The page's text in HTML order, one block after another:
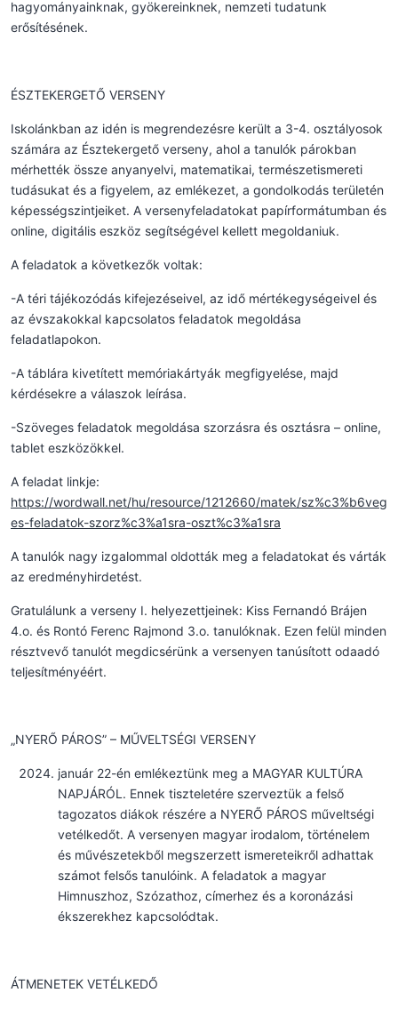
hagyományainknak, gyökereinknek, nemzeti tudatunk
erősítésének.
ÉSZTEKERGETŐ VERSENY
Iskolánkban az idén is megrendezésre került a 3-4. osztályosok
számára az Észtekergető verseny, ahol a tanulók párokban
mérhették össze anyanyelvi, matematikai, természetismereti
tudásukat és a figyelem, az emlékezet, a gondolkodás területén
képességszintjeiket. A versenyfeladatokat papírformátumban és
online, digitális eszköz segítségével kellett megoldaniuk.
A feladatok a következők voltak:
-A téri tájékozódás kifejezéseivel, az idő mértékegységeivel és
az évszakokkal kapcsolatos feladatok megoldása
feladatlapokon.
-A táblára kivetített memóriakártyák megfigyelése, majd
kérdésekre a válaszok leírása.
-Szöveges feladatok megoldása szorzásra és osztásra – online,
tablet eszközökkel.
A feladat linkje:
https://wordwall.net/hu/resource/1212660/matek/sz%c3%b6veg
es-feladatok-szorz%c3%a1sra-oszt%c3%a1sra
A tanulók nagy izgalommal oldották meg a feladatokat és várták
az eredményhirdetést.
Gratulálunk a verseny I. helyezettjeinek: Kiss Fernandó Brájen
4.o. és Rontó Ferenc Rajmond 3.o. tanulóknak. Ezen felül minden
résztvevő tanulót megdicsérünk a versenyen tanúsított odaadó
teljesítményéért.
„NYERŐ PÁROS” – MŰVELTSÉGI VERSENY
január 22-én emlékeztünk meg a MAGYAR KULTÚRA
NAPJÁRÓL. Ennek tiszteletére szerveztük a felső
tagozatos diákok részére a NYERŐ PÁROS műveltségi
vetélkedőt. A versenyen magyar irodalom, történelem
és művészetekből megszerzett ismereteikről adhattak
számot felsős tanulóink. A feladatok a magyar
Himnuszhoz, Szózathoz, címerhez és a koronázási
ékszerekhez kapcsolódtak.
ÁTMENETEK VETÉLKEDŐ